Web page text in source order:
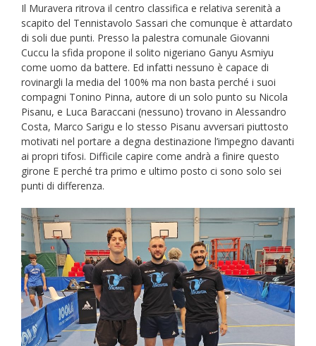
Il Muravera ritrova il centro classifica e relativa serenità a
scapito del Tennistavolo Sassari che comunque è attardato
di soli due punti. Presso la palestra comunale Giovanni
Cuccu la sfida propone il solito nigeriano Ganyu Asmiyu
come uomo da battere. Ed infatti nessuno è capace di
rovinargli la media del 100% ma non basta perché i suoi
compagni Tonino Pinna, autore di un solo punto su Nicola
Pisanu, e Luca Baraccani (nessuno) trovano in Alessandro
Costa, Marco Sarigu e lo stesso Pisanu avversari piuttosto
motivati nel portare a degna destinazione l’impegno davanti
ai propri tifosi. Difficile capire come andrà a finire questo
girone E perché tra primo e ultimo posto ci sono solo sei
punti di differenza.